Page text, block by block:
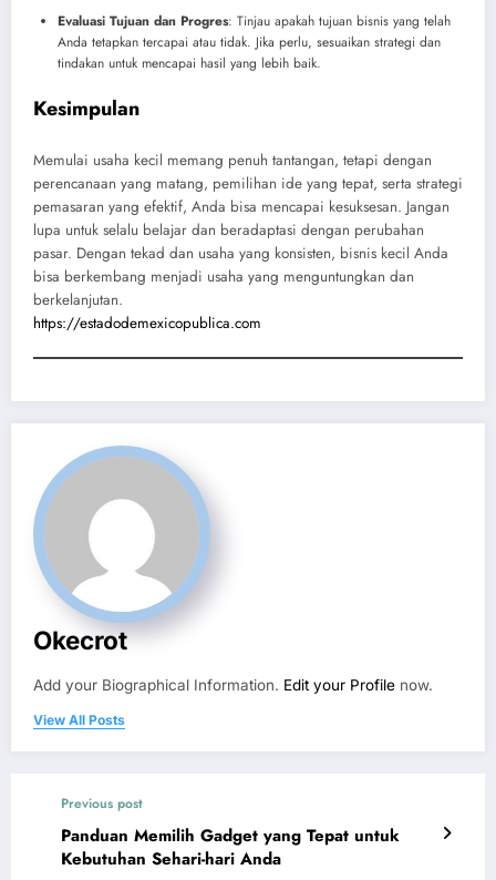
Evaluasi Tujuan dan Progres: Tinjau apakah tujuan bisnis yang telah
Anda tetapkan tercapai atau tidak. Jika perlu, sesuaikan strategi dan
tindakan untuk mencapai hasil yang lebih baik.
Kesimpulan
Memulai usaha kecil memang penuh tantangan, tetapi dengan
perencanaan yang matang, pemilihan ide yang tepat, serta strategi
pemasaran yang efektif, Anda bisa mencapai kesuksesan. Jangan
lupa untuk selalu belajar dan beradaptasi dengan perubahan
pasar. Dengan tekad dan usaha yang konsisten, bisnis kecil Anda
bisa berkembang menjadi usaha yang menguntungkan dan
berkelanjutan.
https://estadodemexicopublica.com
Okecrot
Add your Biographical Information. Edit your Profile now.
View All Posts
Previous post
Panduan Memilih Gadget yang Tepat untuk
Kebutuhan Sehari-hari Anda